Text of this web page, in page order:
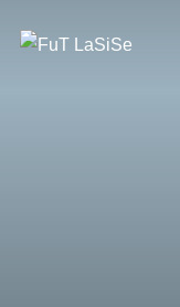
Inhalt